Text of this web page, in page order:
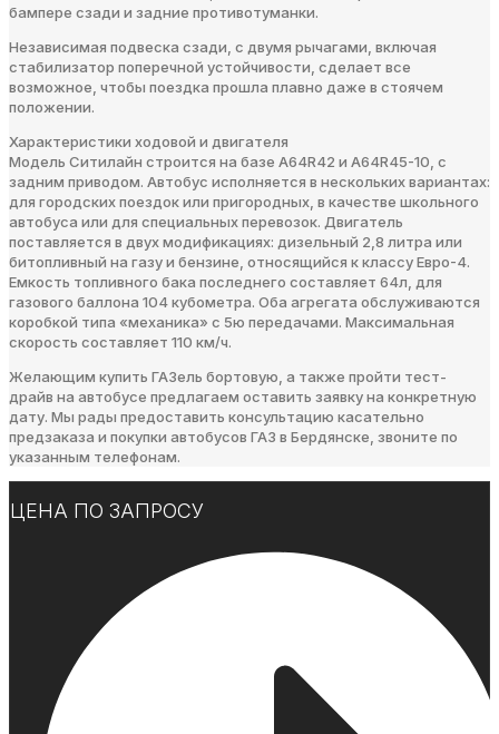
бампере сзади и задние противотуманки.
Независимая подвеска сзади, с двумя рычагами, включая
стабилизатор поперечной устойчивости, сделает все
возможное, чтобы поездка прошла плавно даже в стоячем
положении.
Характеристики ходовой и двигателя
Модель Ситилайн строится на базе А64R42 и A64R45-10, с
задним приводом. Автобус исполняется в нескольких вариантах:
для городских поездок или пригородных, в качестве школьного
автобуса или для специальных перевозок. Двигатель
поставляется в двух модификациях: дизельный 2,8 литра или
битопливный на газу и бензине, относящийся к классу Евро-4.
Емкость топливного бака последнего составляет 64л, для
газового баллона 104 кубометра. Оба агрегата обслуживаются
коробкой типа «механика» с 5ю передачами. Максимальная
скорость составляет 110 км/ч.
Желающим купить ГАЗель бортовую, а также пройти тест-
драйв на автобусе предлагаем оставить заявку на конкретную
дату. Мы рады предоставить консультацию касательно
предзаказа и покупки автобусов ГАЗ в Бердянске, звоните по
указанным телефонам.
ЦЕНА ПО ЗАПРОСУ